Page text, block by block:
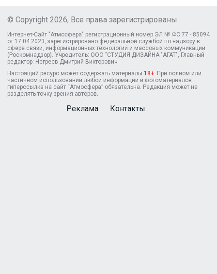
© Copyright 2026, Все права зарегистрированы
Интернет-Сайт "Атмосфера" регистрационный номер ЭЛ № ФС 77 - 85094
от 17.04.2023, зарегистрировано федеральной службой по надзору в
сфере связи, информационных технологий и массовых коммуникаций
(Роскомнадзор). Учредитель: ООО "СТУДИЯ ДИЗАЙНА "АГАТ", Главный
редактор: Негреев Дмитрий Викторович
Настоящий ресурс может содержать материалы 18+ . При полном или
частичном использовании любой информации и фотоматериалов
гиперссылка на сайт “Атмосфера” обязательна. Редакция может не
разделять точку зрения авторов.
Реклама Контакты